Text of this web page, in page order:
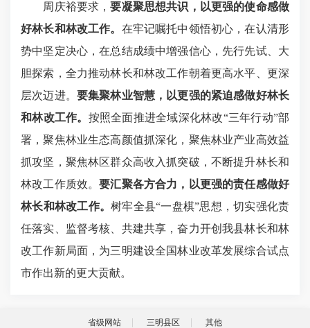
周庆裕要求，要凝聚思想共识，以更强的使命感做
好林长和林改工作。 在牢记嘱托中领悟初心，在认清形
势中坚定决心，在总结成绩中增强信心，先行先试、大
胆探索，全力推动林长和林改工作朝着更高水平、更深
层次迈进。 要集聚林业智慧，以更强的紧迫感做好林长
和林改工作。 按照全面推进全域深化林改“三年行动”部
署，聚焦林业生态高颜值抓深化，聚焦林业产业高效益
抓攻坚，聚焦林区群众高收入抓突破，不断提升林长和
林改工作质效。要汇聚各方合力，以更强的责任感做好
林长和林改工作。 树牢全县“一盘棋”思想，切实强化责
任落实、监督考核、共建共享，奋力开创我县林长和林
改工作新局面，为三明建设全国林业改革发展综合试点
市作出新的更大贡献。
省级网站 三明县区 其他